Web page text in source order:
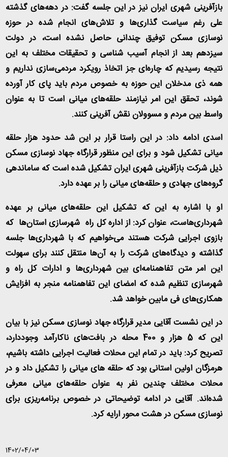
بازآفرینی شهری ایران نیز در این جلسه گفت: در دهه‌های گذشته
علی رغم سیاست گذاری‌ها و تلاشهای انجام شده در حوزه
نوسازی مسکن توفیق چندانی حاصل نشده است، در دولت
سیزدهم بعد از انجام آسیب شناسی و تحقیقات مختلف به این
نتیجه رسیدیم که چاره‌ای جز اتخاذ رویکرد مردمی‌سازی نداریم و
همه ذی مدخلان این حوزه به خصوص مردم باید پای کار آورده
شوند، تحقق این امر نیازمند حلقه‌های میانی است تا به عنوان
واسط بین مردم و مسوولان نقش آفرینی کنند.
اسدی ادامه داد: در این راستا قرار بر این شد حدود هزار حلقه
میانی تشکیل شود و برای این منظور قرارگاه جهاد نوسازی مسکن
ذیل شرکت بازآفرینی شهری ایران تشکیل شده است که ساماندهی
گروه‌های جهادی و حلقه‌های میانی را بر عهده دارد.
او با اشاره به این که تشکیل این حلقه‌های میانی بر عهده
شهرداری‌هاست، عنوان کرد: از اداره کل راه شهرسازی استان‌ها که
بازوی اجرایی شرکت هستند می‌خواهیم که با شهرداری‌ها جلسه
گذاشته و دیدگاه‌های شرکت را به آن‌ها منتقل کنند برای سهولت
این امر متن تفاهمنامه‌ای بین شهرداری‌ها و ادارات کل راه و
شهرسازی تنظیم شده که امضای این تفاهمنامه منجر به افزایش
همکاری‌های فی مابین خواهد شد.
در این نشست آقایی مدیر قرارگاه جهاد نوسازی مسکن نیز با بیان
این که 5 هزار و 400 محله در بافت‌های ناکارآمد وجوددارد،
تصریح کرد: باید در تمام این محلات فعالیت اجرایی داشته باشیم،
هرمزگان اولین استانی بود که حلقه های میانی را تشکیل داد و در
محلات مختلف چندین نفر به عنوان حلقه‌های میانی معرفی
شده‌اند. آقایی در ادامه توضیحاتی در خصوص برنامه‌ریزی برای
نوسازی مسکن در هشت محور ارایه کرد.
1402/04/03